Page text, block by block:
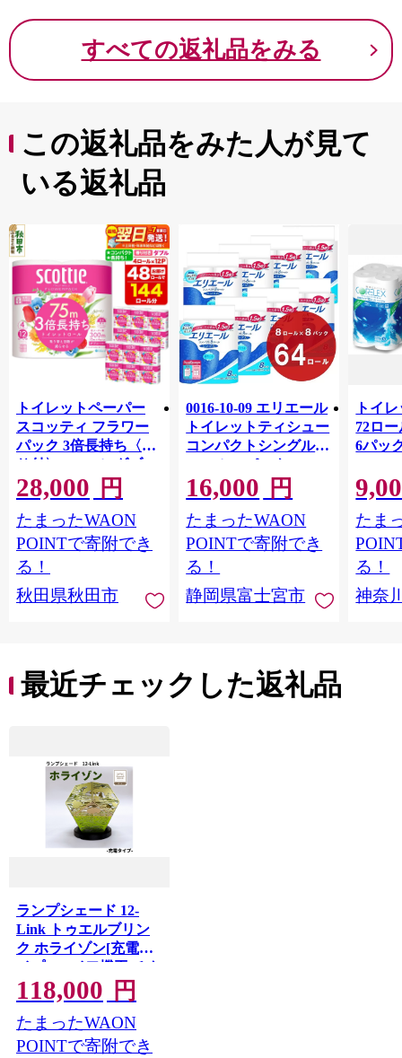
すべての返礼品をみる
この返礼品をみた人が見て
いる返礼品
トイレットペーパー
スコッティ フラワー
パック 3倍長持ち〈香
り付〉4ロール(ダブ
ル)×12パック 日用品
最短翌日発送 [スコッ
ティ フラワーパック
トイレットペーパー
日本製紙クレシア] 秋
田県秋田市
28,000 円
たまったWAON
POINTで寄附でき
る！
秋田県秋田市
0016-10-09 エリエール
トイレットティシュー
コンパクトシングル 8
ロール×8パック 64ロ
ール 1.5倍巻 82.5m
トイレットペーパー
シングル パルプ100％
香りつき 日用品 消耗
品 備蓄
16,000 円
たまったWAON
POINTで寄附でき
る！
静岡県富士宮市
トイ
72ロ
6パッ
FSCリ
長巻タ
100％
防災
ペー
川県
トペー
たま
る！
神奈
最近チェックした返礼品
ランプシェード 12-
Link トゥエルブリン
ク ホライゾン[充電タ
イプ]/ エイワ機工 チタ
ン製 ランプ 照明 照明
器具 明かり 信州 長野
県 諏訪市 諏訪 諏訪湖
[68-05]
118,000 円
たまったWAON
POINTで寄附でき